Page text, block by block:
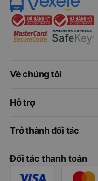
Về chúng tôi
Hỗ trợ
Trở thành đối tác
Đối tác thanh toán